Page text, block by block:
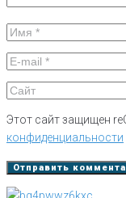
Этот сайт защищен
конфиденциальности